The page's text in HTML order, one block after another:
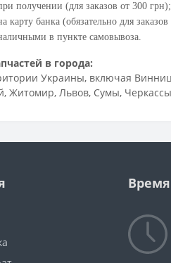
получении (для заказов от 300 грн);
карту банка (обязательно для
в пункте самовывоза.
в города:
Украины, включая
Житомир, Львов, Сумы,